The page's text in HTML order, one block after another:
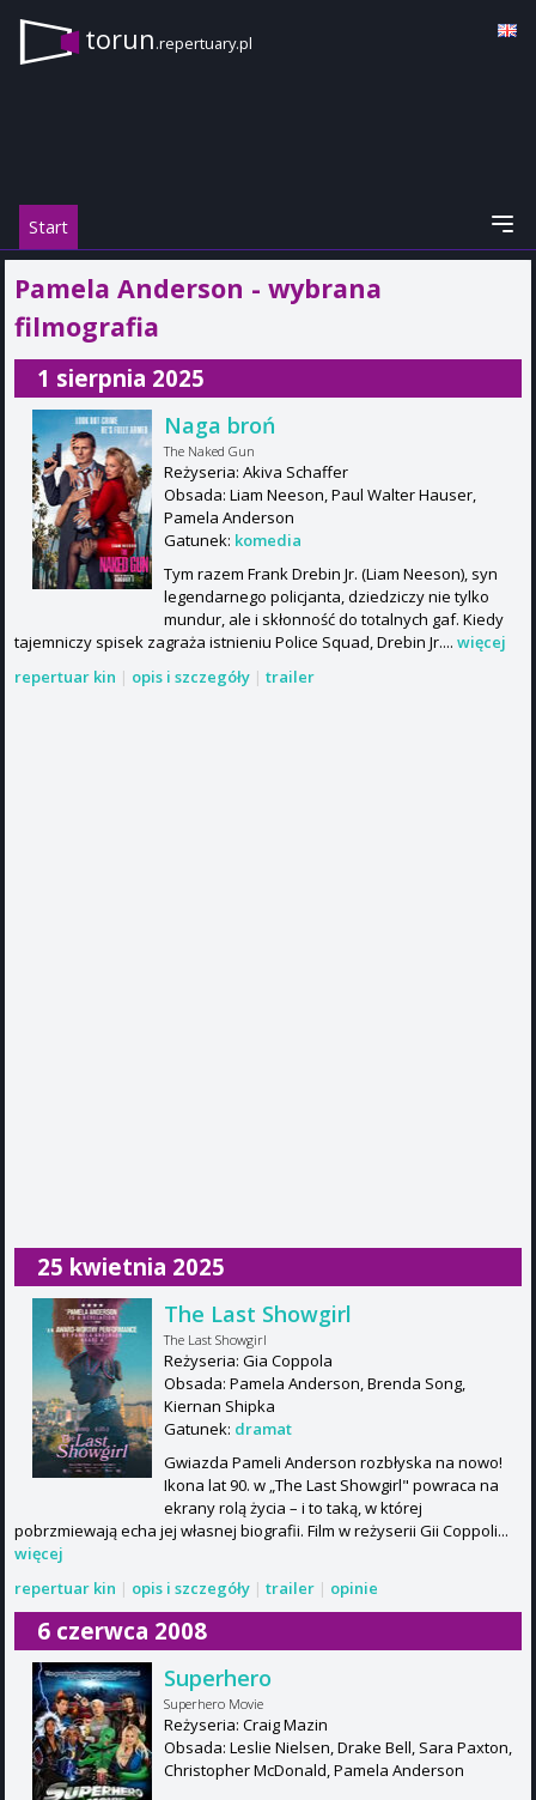
torun.repertuary.pl
Start
Pamela Anderson - wybrana
filmografia
1 sierpnia 2025
Naga broń
The Naked Gun
Reżyseria: Akiva Schaffer
Obsada: Liam Neeson, Paul Walter Hauser,
Pamela Anderson
Gatunek: komedia
Tym razem Frank Drebin Jr. (Liam Neeson), syn
legendarnego policjanta, dziedziczy nie tylko
mundur, ale i skłonność do totalnych gaf. Kiedy
tajemniczy spisek zagraża istnieniu Police Squad, Drebin Jr.... więcej
repertuar kin | opis i szczegóły | trailer
25 kwietnia 2025
The Last Showgirl
The Last Showgirl
Reżyseria: Gia Coppola
Obsada: Pamela Anderson, Brenda Song,
Kiernan Shipka
Gatunek: dramat
Gwiazda Pameli Anderson rozbłyska na nowo!
Ikona lat 90. w „The Last Showgirl" powraca na
ekrany rolą życia – i to taką, w której
pobrzmiewają echa jej własnej biografii. Film w reżyserii Gii Coppoli...
więcej
repertuar kin | opis i szczegóły | trailer | opinie
6 czerwca 2008
Superhero
Superhero Movie
Reżyseria: Craig Mazin
Obsada: Leslie Nielsen, Drake Bell, Sara Paxton,
Christopher McDonald, Pamela Anderson